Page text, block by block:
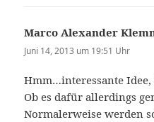
Marco Alexander
Juni 14, 2013 um 19:51 Uhr
Hmm…interessante Idee,
Ob es dafür allerdings
Normalerweise werden